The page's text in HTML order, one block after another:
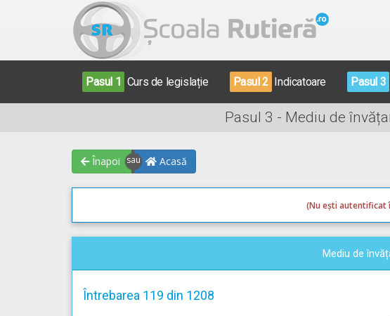
Pasul 1 Curs de legislație Pasul 2 Indicatoare Pasul 3
Pasul 3 - Mediu de
Înapoi Acasă
(Nu ești autentificat
Mediu de
Întrebarea 119 din 1208